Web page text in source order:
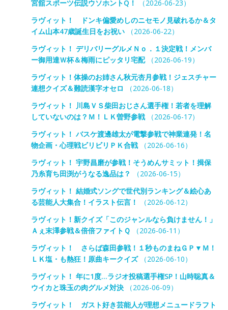
宮舘スポーツ伝説ウソホントQ！
（2026-06-23）
ラヴィット！ ドンキ偏愛めしのニセモノ見破れるか＆タ
イム山本47歳誕生日をお祝い（2026-06-22）
ラヴィット！ デリバリーグルメＮｏ．１決定戦！メンバ
ー御用達Ｗ杯＆梅雨にピッタリ宅配（2026-06-19）
ラヴィット！体操のお姉さん秋元杏月参戦！ジェスチャー
連想クイズ＆難読漢字オセロ
（2026-06-18）
ラヴィット！ 川島ＶＳ柴田おじさん選手権！若者を理解
していないのは？Ｍ！ＬＫ曽野参戦（2026-06-17）
ラヴィット！ バスケ渡邊雄太が電撃参戦で神業連発！名
物企画・心理戦ビリビリＰＫ合戦（2026-06-16）
ラヴィット！ 宇野昌磨が参戦！そうめんサミット！揖保
乃糸育ち田渕がうなる逸品は？
（2026-06-15）
ラヴィット！ 結婚式ソングで世代別ランキング＆絵心あ
る芸能人大集合！イラスト伝言！
（2026-06-12）
ラヴィット！新クイズ「このジャンルなら負けません！」
Ａぇ末澤参戦＆倍倍ファイトＱ （2026-06-11）
ラヴィット！ さらば森田参戦！１秒ものまねＧＰ▼Ｍ！
ＬＫ塩・も熱狂！原曲キークイズ（2026-06-10）
ラヴィット！ 年に1度…ラジオ投稿選手権SP！山時聡真＆
ウイカと珠玉の肉グルメ対決（2026-06-09）
ラヴィット！ ガスト好き芸能人が理想メニュードラフト